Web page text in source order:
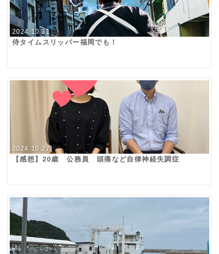
2024.10.31
侍タイムスリッパー福岡でも！
2024.10.27
【感想】20歳 公務員 頭痛など自律神経失調症